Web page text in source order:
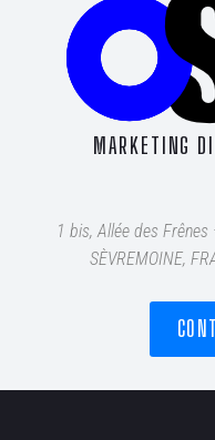
MARKETING
1 bis, Allée des
SÈVREMOINE,